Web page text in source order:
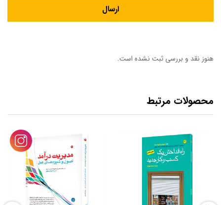
هنوز نقد و بررسی ثبت نشده است.
محصولات مرتبط